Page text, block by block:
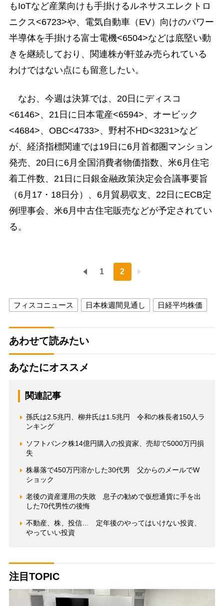
もIoTなど産業向けも手掛けるルネサスエレクトロ
ニクス<6723>や、電気自動車（EV）向けのパワー
半導体を手掛ける富士電機<6504>などは底堅い動
きを継続しており、関連株が軒並み売られている
わけではない点にも留意したい。
なお、今週は決算では、20日にディスコ
<6146>、21日に日本電産<6594>、オービック
<4684>、OBC<4733>、野村不HD<3231>など
が、経済指標関連では19日に6月首都圏マンション
発売、20日に6月全国消費者物価指数、米6月住宅
着工件数、21日に日銀金融政策決定会合議事要旨
（6月17・18日分）、6月貿易収支、22日にECB定
例理事会、米6月中古住宅販売などが予定されてい
る。
1 2
フィスコニュース 日本株週間見通し 日経平均株価
あわせて読みたい
あなたにオススメ
関連記事
孫氏は2.5兆円、柳井氏は1.5兆円 令和の株長者150人ラ
ンキング
ソフトバンク株14億円購入の投資家、売却で5000万円損
失
株暴落で450万円溶かした30代男 父からのメールでW
ショック
老後の資産運用の失敗 息子の勧めで仮想通貨に手を出
した70代男性の後悔
不動産、株、投信… 定年後のやってはいけない投資、
やっていい投資
注目TOPIC